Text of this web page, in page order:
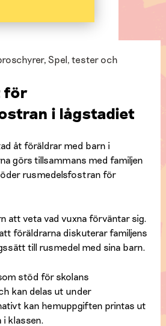
, Spel, tester och
för
i lågstadiet
åt föräldrar med barn i
görs tillsammans med familjen
rusmedelsfostran för
att veta vad vuxna förväntar sig.
föräldrarna diskuterar familjens
till rusmedel med sina barn.
stöd för skolans
kan delas ut under
kan hemuppgiften printas ut
i klassen.